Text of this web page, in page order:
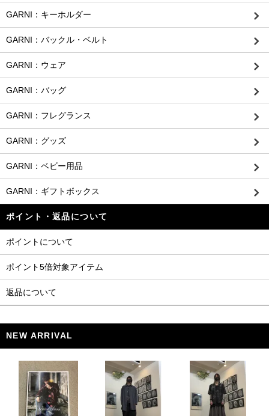
GARNI：キーホルダー
GARNI：バックル・ベルト
GARNI：ウェア
GARNI：バッグ
GARNI：フレグランス
GARNI：グッズ
GARNI：ベビー用品
GARNI：ギフトボックス
ポイント・返品について
ポイントについて
ポイント5倍対象アイテム
返品について
NEW ARRIVAL